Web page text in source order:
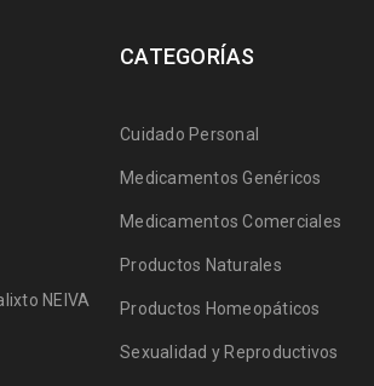
NEIVA
CATEGORÍAS
Cuidado Personal
Medicamentos Genéricos
Medicamentos Comerciales
Productos Naturales
Productos Homeopáticos
Sexualidad y Reproductivos